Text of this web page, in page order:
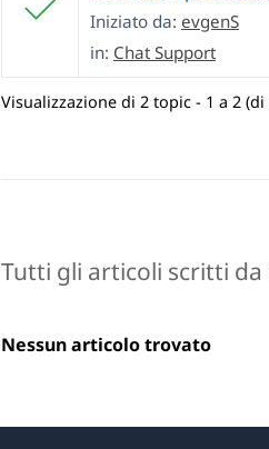
Iniziato da: evgenS
in: Chat Support
Visualizzazione di 2 topic - 1 a 2
Tutti gli articoli scritti da
Nessun articolo trovato